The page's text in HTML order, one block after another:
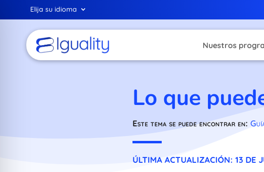
Elija su idioma
Nuestros
Lo que
Este tema se puede encontrar en:
ÚLTIMA ACTUALIZACIÓN: 13 DE